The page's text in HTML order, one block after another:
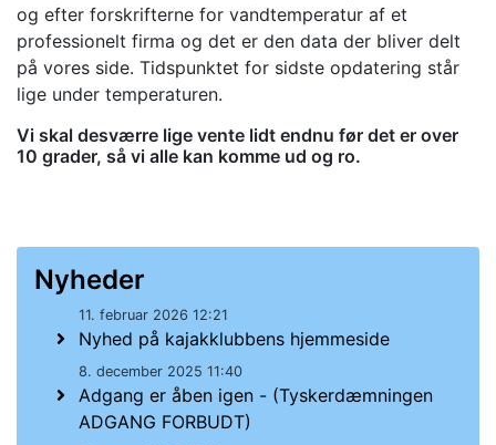
og efter forskrifterne for vandtemperatur af et
professionelt firma og det er den data der bliver delt
på vores side. Tidspunktet for sidste opdatering står
lige under temperaturen.
Vi skal desværre lige vente lidt endnu før det er over
10 grader, så vi alle kan komme ud og ro.
Nyheder
11. februar 2026 12:21
Nyhed på kajakklubbens hjemmeside
8. december 2025 11:40
Adgang er åben igen - (Tyskerdæmningen
ADGANG FORBUDT)